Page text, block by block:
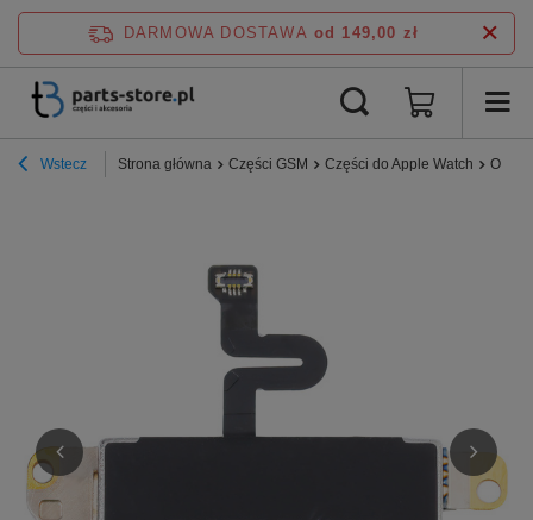
DARMOWA DOSTAWA od 149,00 zł
Wstecz Strona główna Części GSM Części do Apple Watch